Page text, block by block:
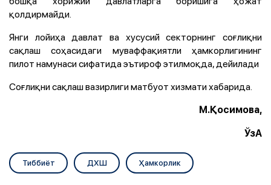
қолдирмайди.
Янги лойиҳа давлат ва хусусий секторнинг соғлиқни
сақлаш соҳасидаги муваффақиятли ҳамкорлигининг
пилот намунаси сифатида эътироф этилмоқда, дейилади
Соғлиқни сақлаш вазирлиги матбуот хизмати хабарида.
М.Қосимова,
ЎзА
Тиббиёт ДХШ Ҳамкорлик